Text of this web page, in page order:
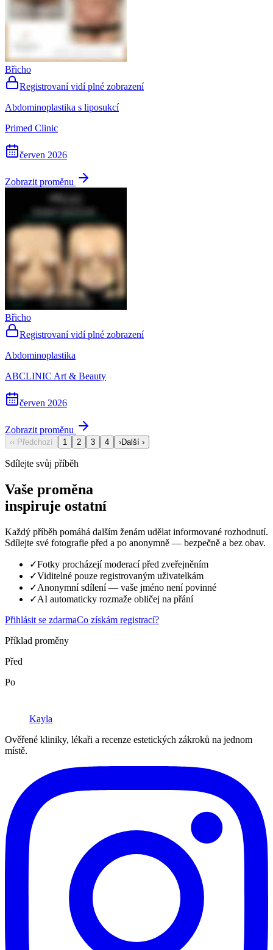
Břicho
Registrovaní vidí plné zobrazení
Abdominoplastika s liposukcí
Primed Clinic
červen 2026
Zobrazit proměnu
Břicho
Registrovaní vidí plné zobrazení
Abdominoplastika
ABCLINIC Art & Beauty
červen 2026
Zobrazit proměnu
‹‹ Předchozí 1 2 3 4 ›Další ›
Sdílejte svůj příběh
Vaše proměna
inspiruje ostatní
Každý příběh pomáhá dalším ženám udělat informované rozhodnutí.
Sdílejte své fotografie před a po anonymně — bezpečně a bez obav.
✓Fotky procházejí moderací před zveřejněním
✓Viditelné pouze registrovaným uživatelkám
✓Anonymní sdílení — vaše jméno není povinné
✓AI automaticky rozmaže obličej na přání
Přihlásit se zdarmaCo získám registrací?
Příklad proměny
Před
Po
Kayla
Ověřené kliniky, lékaři a recenze estetických zákroků na jednom
místě.